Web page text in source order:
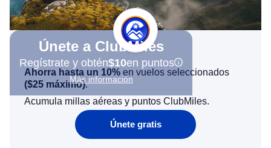
Únete a ClubMiles
Regístrate y obtén$10en puntos
Más información
Ahorra hasta un 10% en vuelos seleccionados
($25 máximo).
Acumula millas aéreas y puntos ClubMiles.
Únete gratis